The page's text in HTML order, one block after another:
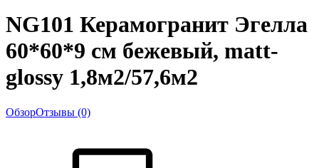
NG101 Керамогранит Эгелла
60*60*9 см бежевый, matt-
glossy 1,8м2/57,6м2
ОбзорОтзывы (0)